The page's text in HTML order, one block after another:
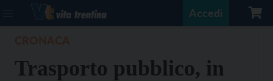
Accedi
Trasporto pubblico, in